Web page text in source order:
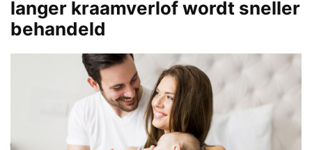
langer kraamverlof wordt sneller
behandeld